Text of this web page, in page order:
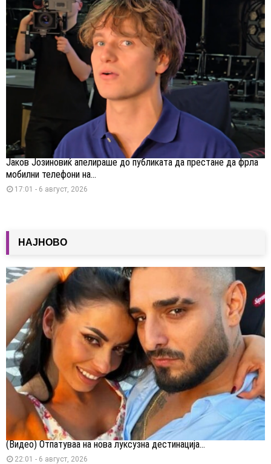
Јаков Јозиновиќ апелираше до публиката да престане да фрла
мобилни телефони на...
17:01 - 6 август, 2026
НАЈНОВО
(Видео) Отпатуваа на нова луксузна дестинација...
22:01 - 6 август, 2026